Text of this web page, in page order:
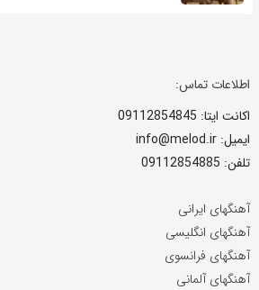
اطلاعات تماس:
اکانت ایتا: 09112854845
ایمیل: info@melod.ir
تلفن: 09112854885
آهنگهای ایرانی
آهنگهای انگلیسی
آهنگهای فرانسوی
آهنگهای آلمانی